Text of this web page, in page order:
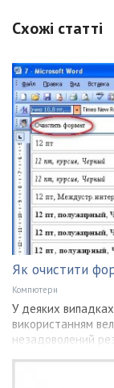
Схожі статті
Як очистити
Компютери
У деяких
використанням
незадоволений